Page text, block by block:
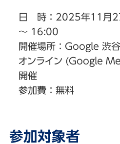
日 時：2025年11月
～ 16:00
開催場所：Google 渋谷
オンライン (Google
開催
参加費：無料
参加対象者